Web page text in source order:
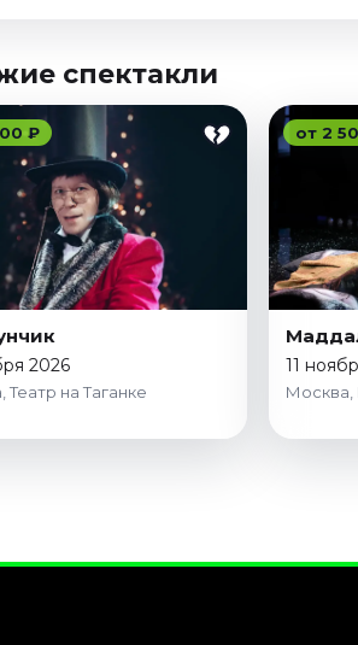
спектакли
₽
2026
Театр на Таганке
от 2
11
Москва,